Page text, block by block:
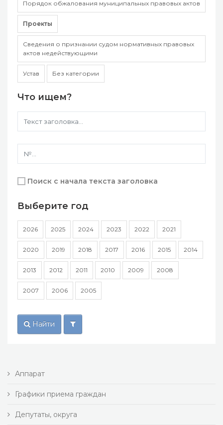
Порядок обжалования муниципальных правовых актов
Проекты
Сведения о признании судом нормативных правовых
актов недействующими
Устав Без категории
Что ищем?
Поиск с начала текста заголовка
Выберите год
2026 2025 2024 2023 2022 2021
2020 2019 2018 2017 2016 2015 2014
2013 2012 2011 2010 2009 2008
2007 2006 2005
Найти
Аппарат
Графики приема граждан
Депутаты, округа